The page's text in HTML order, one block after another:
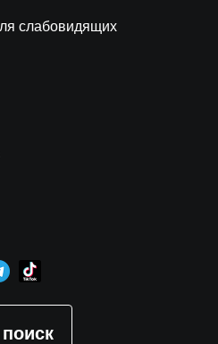
слабовидящих
поиск